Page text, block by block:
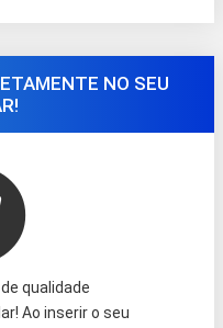
NO SEU
qualidade
Ao inserir o seu